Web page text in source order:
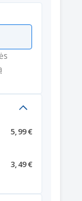
5,99 €
3,49 €